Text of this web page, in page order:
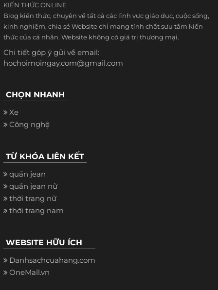
KIẾN THỨC ONLINE
Blog kiến thức, chuyên về tất cả các lĩnh vực giáo dục, cuộc sống,
kinh nghiệm, chia sẻ Website chỉ mang tính chất sưu tầm kiến
thức của cá nhân. Website không có giá trị thương mại.
Chi tiết góp ý gửi về email:
hochoimoingay.com@gmail.com
CHỌN NHANH
Xe
Công nghệ
TỪ KHÓA LIÊN KẾT
quần jean
quần jean nữ
thời trang nữ
thời trang nam
WEBSITE HỮU ÍCH
Danhsachcuahang.com
OneMall.vn